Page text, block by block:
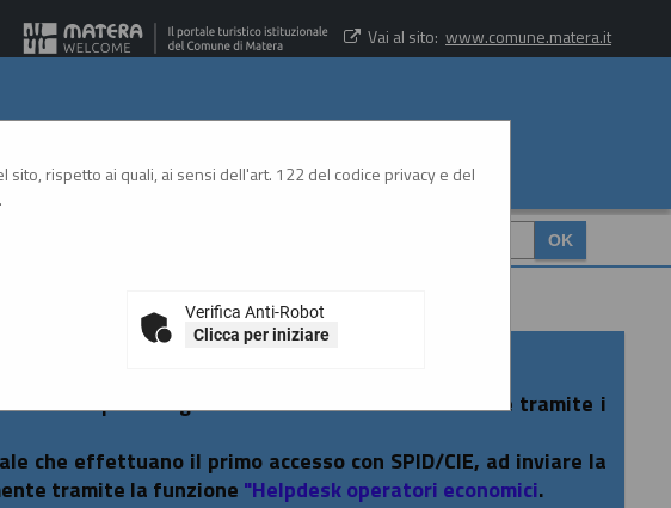
Vai al sito: www.comune.matera.it
rispetto ai quali, ai sensi dell'art. 122 del codice privacy e del
Verifica Anti-Robot
Clicca per iniziare
al portale gare è consentito esclusivamente tramite i
che effettuano il primo accesso con SPID/CIE, ad inviare la
tramite la funzione "Helpdesk operatori economici.